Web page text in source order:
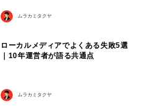
ムラカミタクヤ
ローカルメディアでよくある失敗5選
｜10年運営者が語る共通点
ムラカミタクヤ